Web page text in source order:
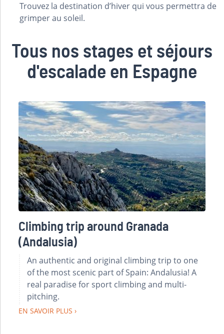
Trouvez la destination d’hiver qui vous permettra de
grimper au soleil.
Tous nos stages et séjours
d'escalade en Espagne
Climbing trip around Granada
(Andalusia)
An authentic and original climbing trip to one
of the most scenic part of Spain: Andalusia! A
real paradise for sport climbing and multi-
pitching.
EN SAVOIR PLUS